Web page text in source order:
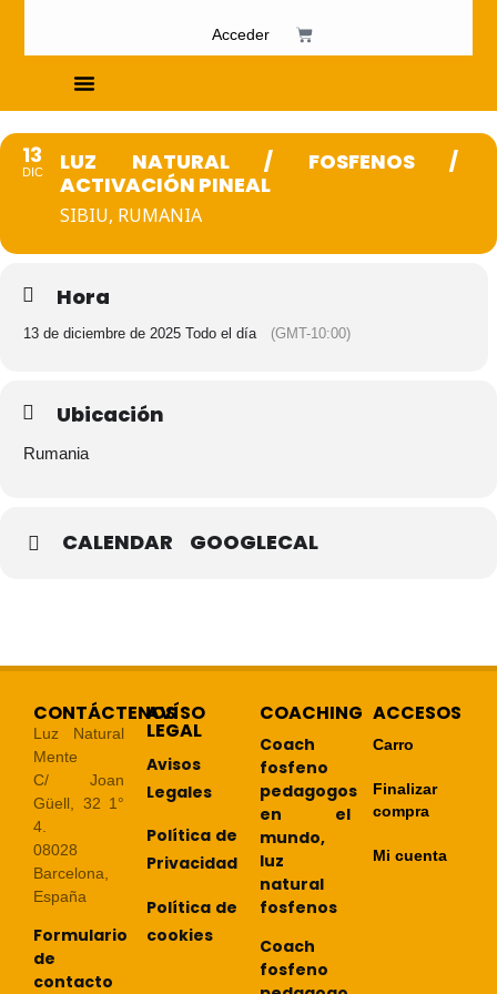
Acceder
13
DIC
LUZ NATURAL / FOSFENOS /
ACTIVACIÓN PINEAL
SIBIU, RUMANIA
Hora
13 de diciembre de 2025 Todo el día (GMT-10:00)
Ubicación
Rumania
CALENDAR GOOGLECAL
CONTÁCTENOS
Luz Natural
Mente
C/ Joan
Güell, 32 1°
4.
08028
Barcelona,
España
Formulario
de
contacto
AVÍSO
LEGAL
Avisos
Legales
Política de
Privacidad
Política de
cookies
COACHING
Coach
fosfeno
pedagogos
en el
mundo,
luz
natural
fosfenos
Coach
fosfeno
ACCESOS
Carro
Finalizar
compra
Mi cuenta